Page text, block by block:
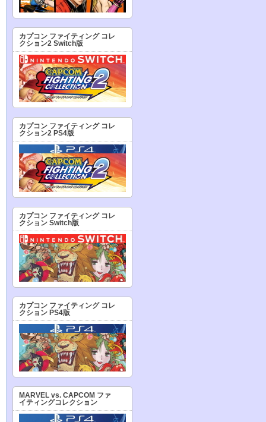
カプコン ファイティング コレ
クション2 Switch版
カプコン ファイティング コレ
クション2 PS4版
カプコン ファイティング コレ
クション Switch版
カプコン ファイティング コレ
クション PS4版
MARVEL vs. CAPCOM ファ
イティングコレクション